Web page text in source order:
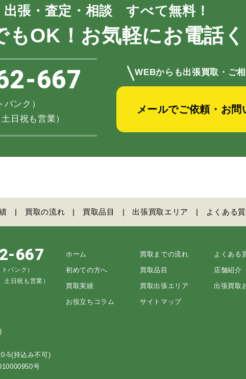
出張・査定・相談 すべて無料！
もOK！お気軽にお電話く
667
ンク）
日祝も営業）
＼WEBからも出張買取・ご
メールでご依頼・お問
買取の流れ 買取品目 出張買取エリア よくある
667
バンク）
日祝も営業）
5(持込み不可)
号
ホーム 買取までの流れ よくある
初めての方へ 買取品目 店舗紹介
買取実績 買取出張エリア 出張買取
お役立ちコラム サイトマップ